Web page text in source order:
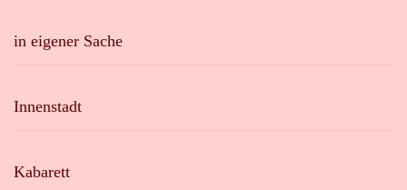
in eigener Sache
Innenstadt
Kabarett